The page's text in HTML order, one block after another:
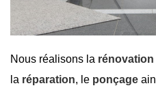
Nous réalisons la rénovation
la réparation, le ponçage